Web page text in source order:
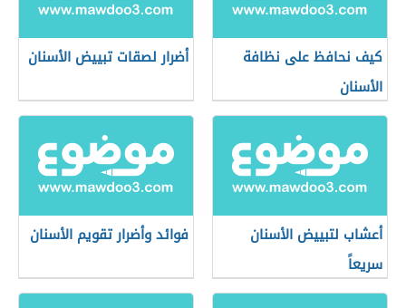
كيف نحافظ على نظافة
الأسنان
أضرار لصقات تبييض الأسنان
أعشاب لتبييض الأسنان
سريعاً
فوائد وأضرار تقويم الأسنان